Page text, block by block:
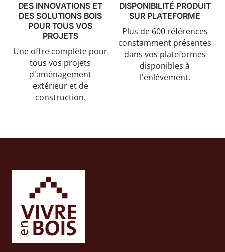
DES INNOVATIONS ET
DES SOLUTIONS BOIS
POUR TOUS VOS
PROJETS
Une offre complète pour
tous vos projets
d'aménagement
extérieur et de
construction.
DISPONIBILITÉ PRODUIT
SUR PLATEFORME
Plus de 600 références
constamment présentes
dans vos plateformes
disponibles à
l'enlèvement.